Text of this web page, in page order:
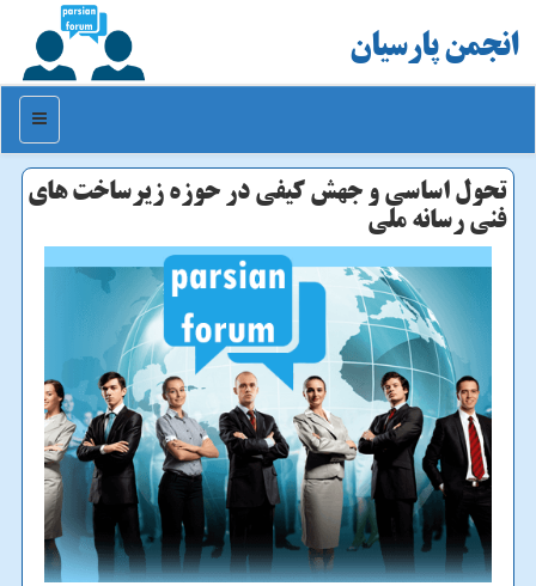
انجمن پارسیان
منو
تحول اساسی و جهش كیفی در حوزه زیرساخت های
فنی رسانه ملی